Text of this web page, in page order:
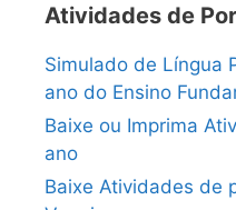
Atividades de
Simulado de Língua
ano do Ensino
Baixe ou Imprima
ano
Baixe Atividades de